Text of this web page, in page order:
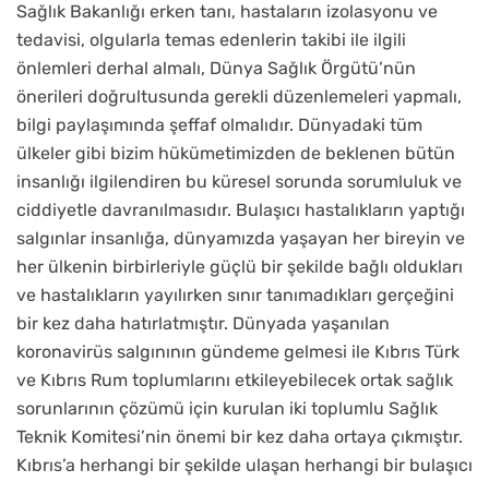
Sağlık Bakanlığı erken tanı, hastaların izolasyonu ve
tedavisi, olgularla temas edenlerin takibi ile ilgili
önlemleri derhal almalı, Dünya Sağlık Örgütü’nün
önerileri doğrultusunda gerekli düzenlemeleri yapmalı,
bilgi paylaşımında şeffaf olmalıdır. Dünyadaki tüm
ülkeler gibi bizim hükümetimizden de beklenen bütün
insanlığı ilgilendiren bu küresel sorunda sorumluluk ve
ciddiyetle davranılmasıdır. Bulaşıcı hastalıkların yaptığı
salgınlar insanlığa, dünyamızda yaşayan her bireyin ve
her ülkenin birbirleriyle güçlü bir şekilde bağlı oldukları
ve hastalıkların yayılırken sınır tanımadıkları gerçeğini
bir kez daha hatırlatmıştır. Dünyada yaşanılan
koronavirüs salgınının gündeme gelmesi ile Kıbrıs Türk
ve Kıbrıs Rum toplumlarını etkileyebilecek ortak sağlık
sorunlarının çözümü için kurulan iki toplumlu Sağlık
Teknik Komitesi’nin önemi bir kez daha ortaya çıkmıştır.
Kıbrıs’a herhangi bir şekilde ulaşan herhangi bir bulaşıcı